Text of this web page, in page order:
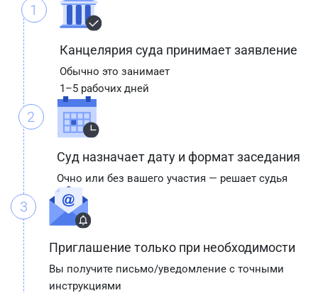
1
Канцелярия суда принимает заявление
Обычно это занимает
1–5 рабочих дней
2
Суд назначает дату и формат заседания
Очно или без вашего участия — решает судья
3
Приглашение только при необходимости
Вы получите письмо/уведомление с точными
инструкциями